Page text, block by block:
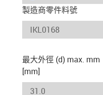
製造商零件料號
最大外徑 (d) max. mm
[mm]